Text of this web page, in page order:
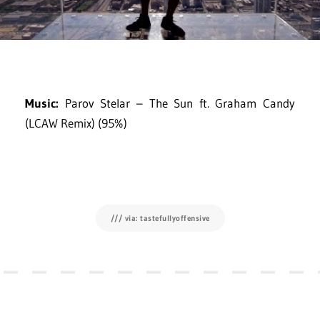
Music: Parov Stelar – The Sun ft. Graham Candy
(LCAW Remix) (95%)
/// via: tastefullyoffensive